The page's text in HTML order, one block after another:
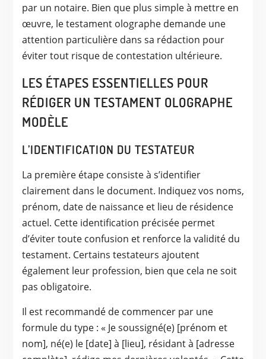
par un notaire. Bien que plus simple à mettre en
œuvre, le testament olographe demande une
attention particulière dans sa rédaction pour
éviter tout risque de contestation ultérieure.
LES ÉTAPES ESSENTIELLES POUR
RÉDIGER UN TESTAMENT OLOGRAPHE
MODÈLE
L’IDENTIFICATION DU TESTATEUR
La première étape consiste à s’identifier
clairement dans le document. Indiquez vos noms,
prénom, date de naissance et lieu de résidence
actuel. Cette identification précisée permet
d’éviter toute confusion et renforce la validité du
testament. Certains testateurs ajoutent
également leur profession, bien que cela ne soit
pas obligatoire.
Il est recommandé de commencer par une
formule du type : « Je soussigné(e) [prénom et
nom], né(e) le [date] à [lieu], résidant à [adresse